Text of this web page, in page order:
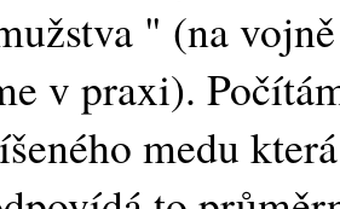
" (na
v praxi).
medu